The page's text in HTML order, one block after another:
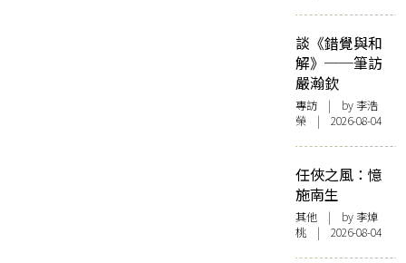
談《錯覺與和
解》──筆訪
嚴瀚欽
專訪 | by 李浩
榮 | 2026-08-04
任俠之風：憶
施南生
其他 | by 李焯
桃 | 2026-08-04